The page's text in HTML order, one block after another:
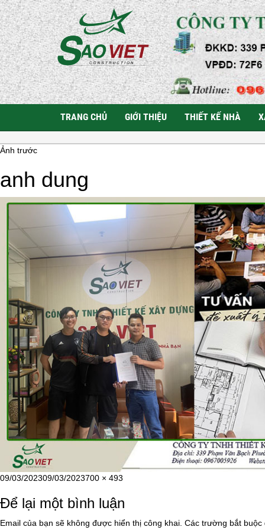
TRANG CHỦ GIỚI THIỆU THIẾT KẾ NHÀ
Ảnh trước
anh dung
Đăng
ngày
09/03/202309/03/2023Kích
đầy
700 × 493
Để lại một bình luận
Email của bạn sẽ không được hiển thị công khai. Các trường bắt buộc